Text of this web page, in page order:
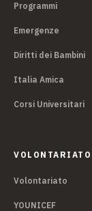
Programmi
Emergenze
Diritti dei Bambini
Italia Amica
Corsi Universitari
VOLONTARIATO
Volontariato
YOUNICEF